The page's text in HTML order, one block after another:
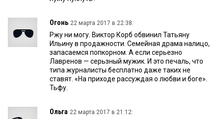
Огонь 22 марта 2017 в 22:38:
Ржу ни могу. Виктор Корб обвинил Татьяну
Ильину в продажности. Семейная драма налицо,
запасаемся попкорном. А если серьезно
Лавренов — серьзный мужик. И это печаль, что
типа журналисты бесплатно даже таких не
ставят. «На приходе рассуждая о любви и боге».
Тьфу.
Ольга 22 марта 2017 в 21:12: